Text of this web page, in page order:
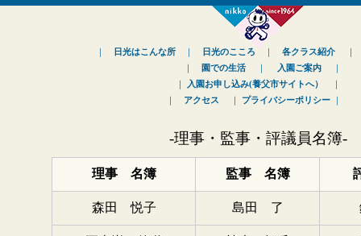
｜ 日光はこんな所 ｜ 日光のこころ ｜ 各クラス紹介
｜
園での生活｜ 入園ご案内｜
｜
入園お申し込み(養父市サイトへ）
｜
｜
アクセス ｜ プライバシーポリシー｜
-理事・監事・評議員名簿-
理事 名簿 監事 名簿
森田 悦子 島田 了